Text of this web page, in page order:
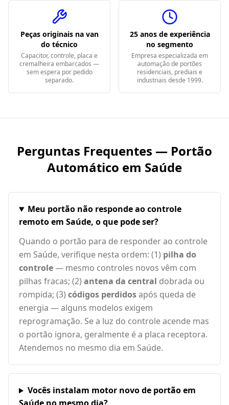
Peças originais na van
do técnico
Capacitor, controle, placa e
cremalheira embarcados —
sem espera por pedido
separado.
25 anos de experiência
no segmento
Empresa especializada em
automação de portões
residenciais, prediais e
industriais desde 1999.
Perguntas Frequentes — Portão
Automático em Saúde
Meu portão não responde ao controle
remoto em Saúde, o que pode ser?
Quando o portão para de responder ao controle
em Saúde, verifique nesta ordem: (1) pilha do
controle— mesmo controles novos vêm com
pilhas fracas; (2) antena da central dobrada ou
rompida; (3) códigos perdidosapós queda de
energia — alguns modelos exigem
reprogramação. Se a luz do controle acende mas
o portão ignora, geralmente é a placa receptora.
Atendemos no mesmo dia em Saúde.
Vocês instalam motor novo de portão em